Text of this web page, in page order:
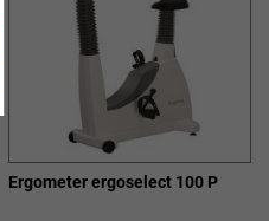
Ergometer ergoselect 100 P